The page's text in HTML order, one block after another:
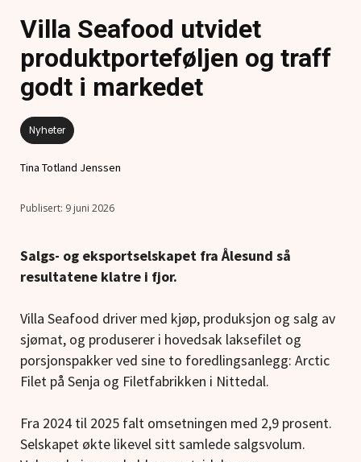
Villa Seafood utvidet
produktporteføljen og traff
godt i markedet
Nyheter
Tina Totland Jenssen
9 juni 2026
Salgs- og eksportselskapet fra Ålesund så
resultatene klatre i fjor.
Villa Seafood driver med kjøp, produksjon og salg av
sjømat, og produserer i hovedsak laksefilet og
porsjonspakker ved sine to foredlingsanlegg: Arctic
Filet på Senja og Filetfabrikken i Nittedal.
Fra 2024 til 2025 falt omsetningen med 2,9 prosent.
Selskapet økte likevel sitt samlede salgsvolum.